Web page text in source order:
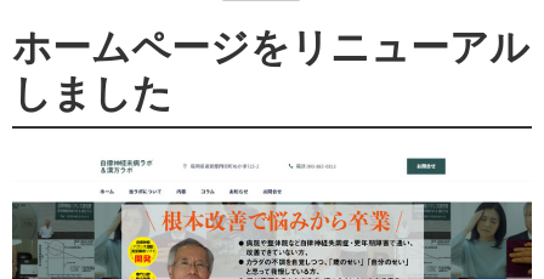
ホームページをリニューアル
しました